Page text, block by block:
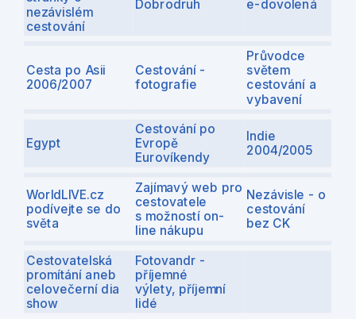
nezávislém
cestování
Dobrodruh e-dovolená
Cesta po Asii
2006/2007
Cestování -
fotografie
Průvodce
světem
cestování a
vybavení
Egypt
Cestování po
Evropě
Eurovíkendy
Indie
2004/2005
WorldLIVE.cz
podívejte se do
světa
Zajímavý web pro
cestovatele
s možností on-
line nákupu
Nezávisle - o
cestování
bez CK
Cestovatelská
promítání aneb
celovečerní dia
show
Fotovandr -
příjemné
výlety, příjemní
lidé